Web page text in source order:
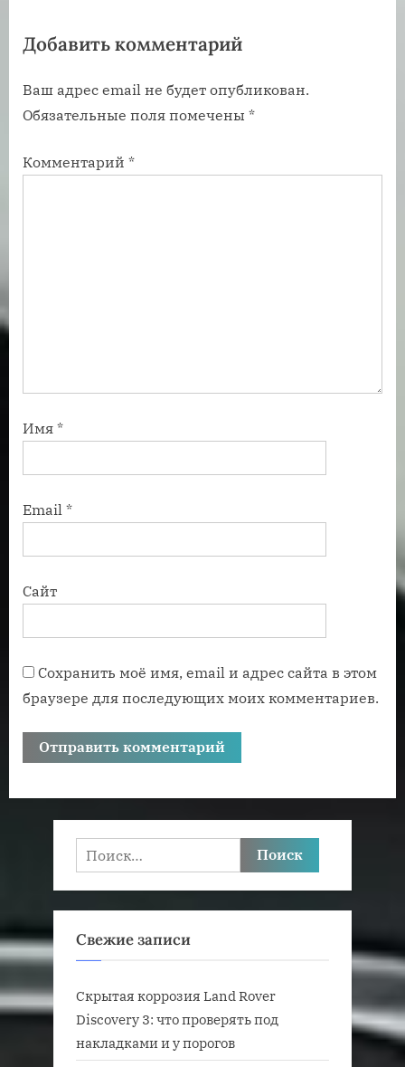
п
с
ь
а
и
с
:
Добавить комментарий
Ваш адрес email не будет опубликован.
Обязательные поля помечены *
Комментарий *
Имя *
Email *
Сайт
Сохранить моё имя, email и адрес сайта в этом
браузере для последующих моих комментариев.
Найти:
Свежие записи
Скрытая коррозия Land Rover
Discovery 3: что проверять под
накладками и у порогов